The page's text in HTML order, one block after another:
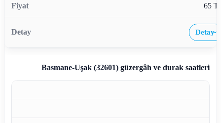
65
Detay›
Basmane-Uşak (32601)güzergâh ve durak saatleri